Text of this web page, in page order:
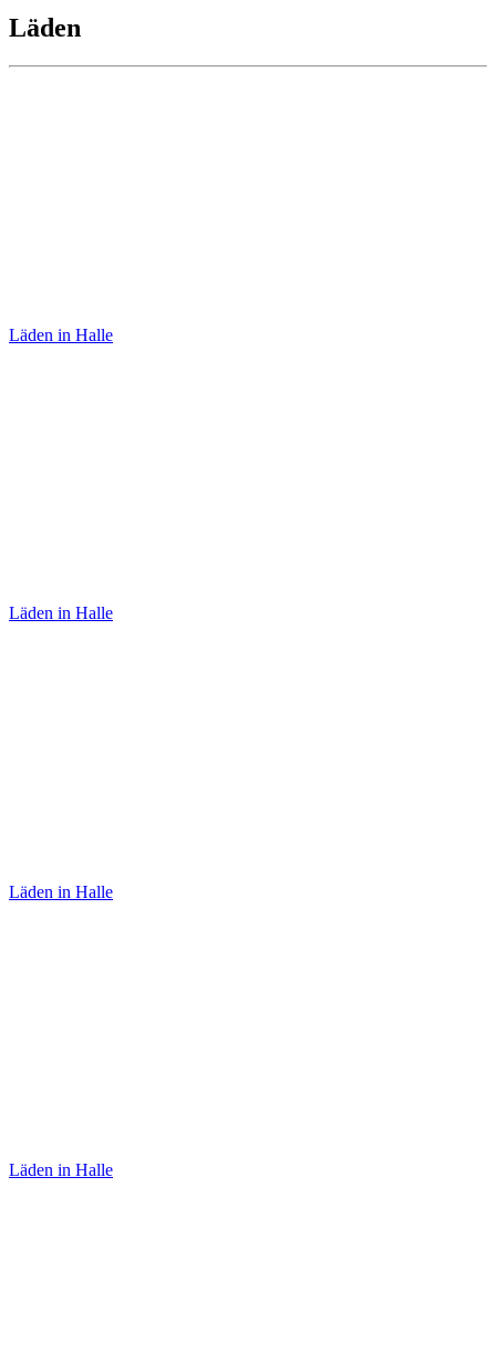
Läden
Läden in Halle
Läden in Halle
Läden in Halle
Läden in Halle